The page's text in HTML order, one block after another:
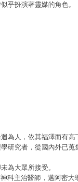
乎扮演著靈媒的角色。
人，依其福澤而有高
研究者，從國內外已
為大眾所接受。
主治醫師，邁阿密大